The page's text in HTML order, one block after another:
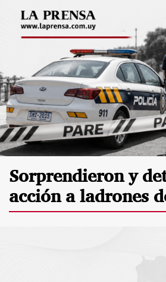
Sorprendieron y
acción a ladrones